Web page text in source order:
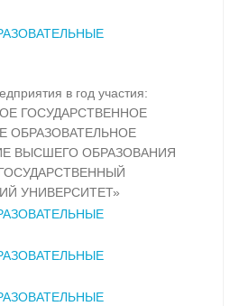
в год участия:
ГОСУДАРСТВЕННОЕ
ОБРАЗОВАТЕЛЬНОЕ
ВЫСШЕГО ОБРАЗОВАНИЯ
УНИВЕРСИТЕТ»